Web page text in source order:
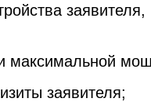
максимальной
заявителя;